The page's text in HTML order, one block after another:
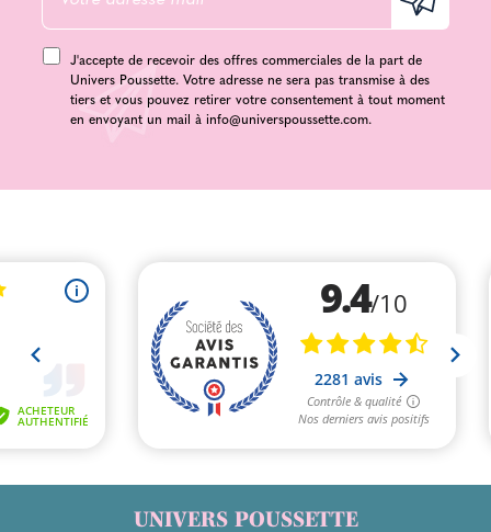
J'accepte de recevoir des offres commerciales de la part de
Univers Poussette. Votre adresse ne sera pas transmise à des
tiers et vous pouvez retirer votre consentement à tout moment
en envoyant un mail à info@universpoussette.com.
UNIVERS POUSSETTE